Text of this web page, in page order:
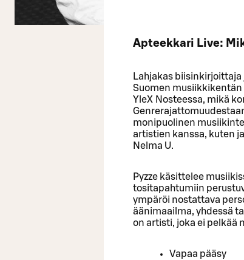
Apteekkari Live:
Lahjakas
Suomen musiikkikentän
YleX Nosteessa, mikä
monipuolinen
artistien kanssa, kuten
Nelma U.
Pyzze käsittelee
tositapahtumiin
ympäröi nostattava
äänimaailma, yhdessä
on artisti, joka ei pelkää
Vapaa pääsy